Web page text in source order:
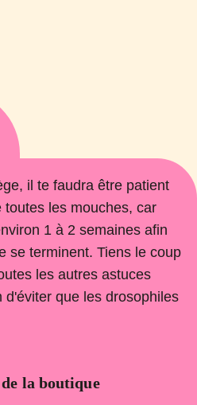
il te faudra être patient
les mouches, car
1 à 2 semaines afin
se terminent. Tiens le coup
les autres astuces
d'éviter que les drosophiles
la boutique